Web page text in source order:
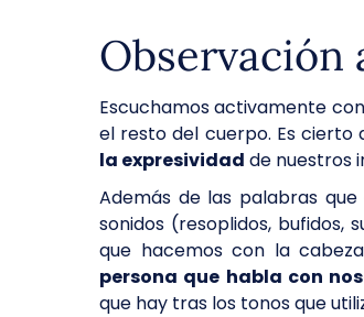
Observación
Escuchamos activamente
el resto del cuerpo. Es cierto
la expresividad de nuestros
Además de las palabras que
sonidos (resoplidos, bufidos,
que hacemos con la
persona que habla con
que hay tras los tonos que